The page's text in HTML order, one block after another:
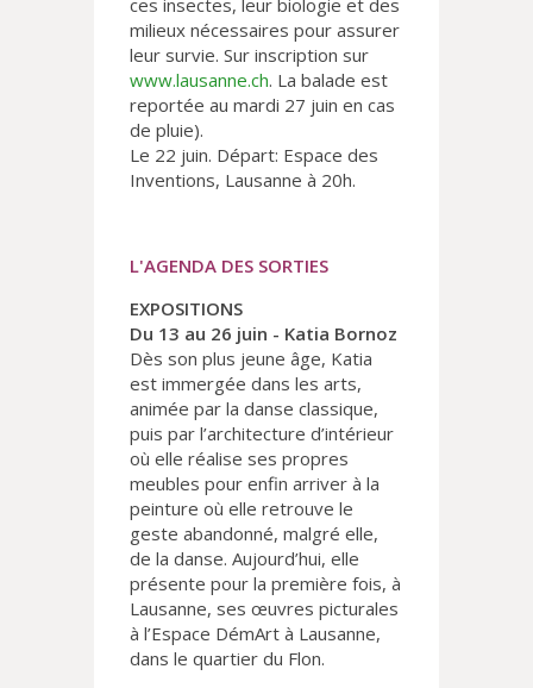
ces insectes, leur biologie et des
milieux nécessaires pour assurer
leur survie. Sur inscription sur
www.lausanne.ch. La balade est
reportée au mardi 27 juin en cas
de pluie).
Le 22 juin. Départ: Espace des
Inventions, Lausanne à 20h.
L'AGENDA DES SORTIES
EXPOSITIONS
Du 13 au 26 juin - Katia Bornoz
Dès son plus jeune âge, Katia
est immergée dans les arts,
animée par la danse classique,
puis par l’architecture d’intérieur
où elle réalise ses propres
meubles pour enfin arriver à la
peinture où elle retrouve le
geste abandonné, malgré elle,
de la danse. Aujourd’hui, elle
présente pour la première fois, à
Lausanne, ses œuvres picturales
à l’Espace DémArt à Lausanne,
dans le quartier du Flon.